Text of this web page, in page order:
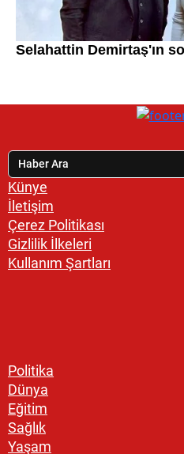
Künye
İletişim
Çerez Politikası
Gizlilik İlkeleri
Kullanım Şartları
Politika
Dünya
Eğitim
Sağlık
Yaşam